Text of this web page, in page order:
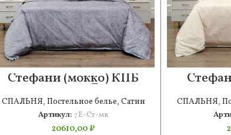
Стефани (мокко) КПБ
сатин 7Е
СПАЛЬНЯ, Постельное белье, Сатин
Артикул: 7Е-Ст-мк
20610,00₽
СПАЛЬНЯ,